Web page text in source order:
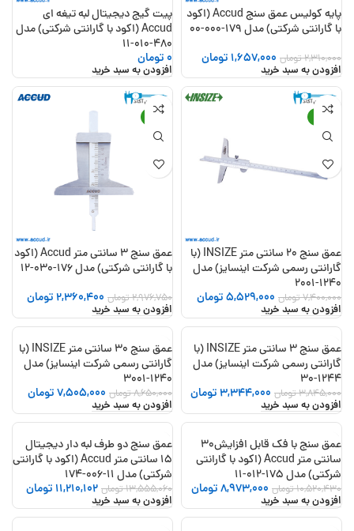
پایه کولیس عمق سنج Accud (اکود
با گارانتی شرکتی) مدل 179-000-00
2,310,000تومان 1,657,000 تومان
افزودن به سبد خرید
پیت گیج دیجیتال لبه تیغه ای
Accud (اکود با گارانتی شرکتی) مدل
480-010-11
0تومان
افزودن به سبد خرید
-25%
عمق سنج 20 سانتی متر INSIZE (با
گارانتی رسمی شرکت اینسایز) مدل
1240-2001
7,400,000تومان 5,529,000تومان
افزودن به سبد خرید
-21%
عمق سنج 3 سانتی متر Accud (اکود
با گارانتی شرکتی) مدل 176-030-12
2,976,750تومان 2,360,400تومان
افزودن به سبد خرید
-13%
عمق سنج 3 سانتی متر INSIZE (با
گارانتی رسمی شرکت اینسایز) مدل
1244-30
3,845,000تومان 3,344,000تومان
افزودن به سبد خرید
-13%
عمق سنج 30 سانتی متر INSIZE (با
گارانتی رسمی شرکت اینسایز) مدل
1240-3001
8,650,000تومان 7,505,000تومان
افزودن به سبد خرید
-15%
عمق سنج با فک قابل افزایش30
سانتی متر Accud (اکود با گارانتی
شرکتی) مدل 175-012-11
10,520,430تومان 8,973,000تومان
افزودن به سبد خرید
-17%
عمق سنج دو طرف لبه دار دیجیتال
15 سانتی متر Accud (اکود با گارانتی
شرکتی) مدل 11-006-174
13,555,060تومان 11,210,102 تومان
افزودن به سبد خرید